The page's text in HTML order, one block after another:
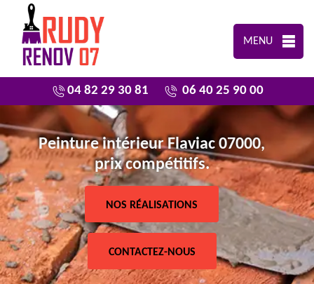
MENU
04 82 29 30 81 06 40 25 90 00
Peinture intérieur Flaviac 07000,
prix compétitifs.
NOS RÉALISATIONS
CONTACTEZ-NOUS